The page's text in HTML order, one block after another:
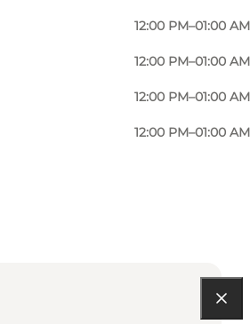
12:00 PM–01:00 AM
12:00 PM–01:00 AM
12:00 PM–01:00 AM
12:00 PM–01:00 AM